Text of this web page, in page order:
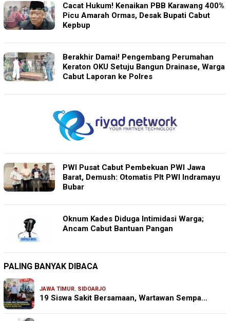
Cacat Hukum! Kenaikan PBB Karawang 400%
Picu Amarah Ormas, Desak Bupati Cabut
Kepbup
Berakhir Damai! Pengembang Perumahan
Keraton OKU Setuju Bangun Drainase, Warga
Cabut Laporan ke Polres
PWI Pusat Cabut Pembekuan PWI Jawa
Barat, Demush: Otomatis Plt PWI Indramayu
Bubar
Oknum Kades Diduga Intimidasi Warga;
Ancam Cabut Bantuan Pangan
PALING BANYAK DIBACA
JAWA TIMUR, SIDOARJO
19 Siswa Sakit Bersamaan, Wartawan Sempa…